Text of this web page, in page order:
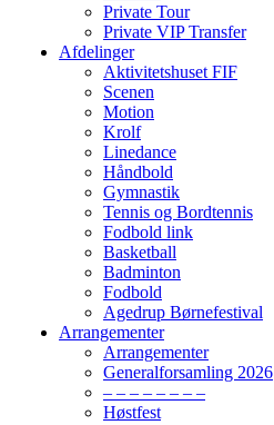
Private Tour
Private VIP Transfer
Afdelinger
Aktivitetshuset FIF
Scenen
Motion
Krolf
Linedance
Håndbold
Gymnastik
Tennis og Bordtennis
Fodbold link
Basketball
Badminton
Fodbold
Agedrup Børnefestival
Arrangementer
Arrangementer
Generalforsamling 2026
– – – – – – – –
Høstfest